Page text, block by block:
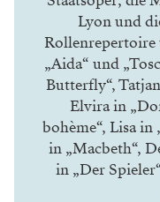
Lyon und
Rollenrepertoire
„Aida“ und
Butterfly“,
Elvira in
bohème“, Lisa in
in „Macbeth“,
in „Der